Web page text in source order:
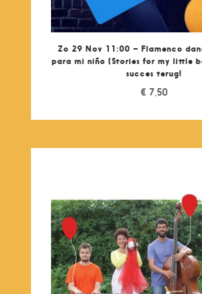
Zo 29 Nov 11:00 – Flamenco
para mi niño (Stories for my little
succes terug!
€ 7,50